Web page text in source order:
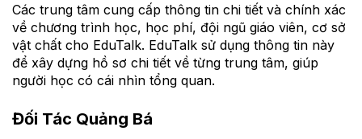
Các trung tâm cung cấp thông tin chi tiết và chính xác
về chương trình học, học phí, đội ngũ giáo viên, cơ sở
vật chất cho EduTalk. EduTalk sử dụng thông tin này
để xây dựng hồ sơ chi tiết về từng trung tâm, giúp
người học có cái nhìn tổng quan.
Đối Tác Quảng Bá